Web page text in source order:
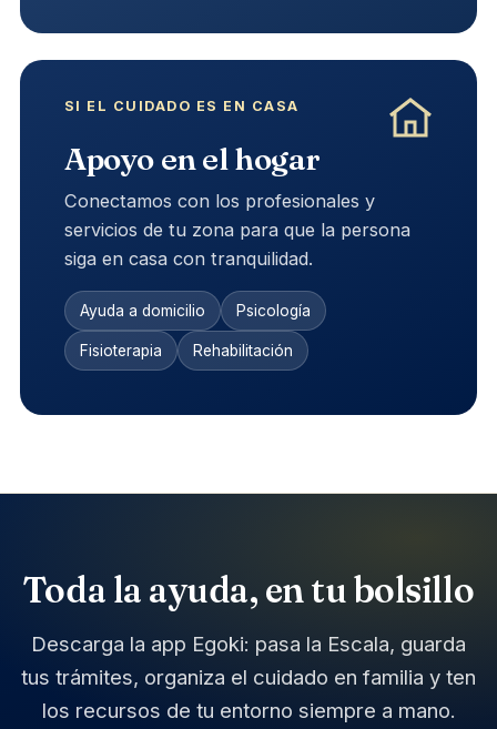
SI EL CUIDADO ES EN CASA
Apoyo en el hogar
Conectamos con los profesionales y
servicios de tu zona para que la persona
siga en casa con tranquilidad.
Ayuda a domicilio Psicología
Fisioterapia Rehabilitación
Toda la ayuda, en tu bolsillo
Descarga la app Egoki: pasa la Escala, guarda
tus trámites, organiza el cuidado en familia y ten
los recursos de tu entorno siempre a mano.